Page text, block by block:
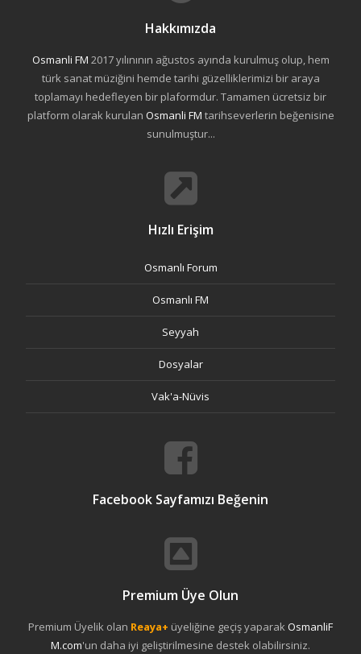
Hakkımızda
Osmanli FM 2017 yılınının ağustos ayında kurulmuş olup, hem
türk sanat müziğini hemde tarihi güzelliklerimizi bir araya
toplamayı hedefleyen bir plaformdur. Tamamen ücretsiz bir
platform olarak kurulan Osmanli FM tarihseverlerin beğenisine
sunulmuştur...
Hızlı Erişim
Osmanlı Forum
Osmanlı FM
Seyyah
Dosyalar
Vak'a-Nüvis
Facebook Sayfamızı Beğenin
Premium Üye Olun
Premium Üyelik olan Reaya+ üyeliğine geçiş yaparak OsmanliF
M.com'un daha iyi geliştirilmesine destek olabilirsiniz.